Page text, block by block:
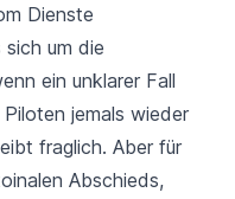
Dienste
um die
ein unklarer Fall
jemals wieder
fraglich. Aber für
Abschieds,